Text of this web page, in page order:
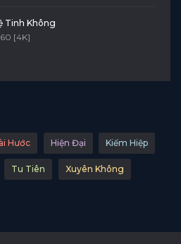
Tinh Không
[4K]
Hước Hiện Đại Kiếm Hiệp
Tu Tiên Xuyên Không